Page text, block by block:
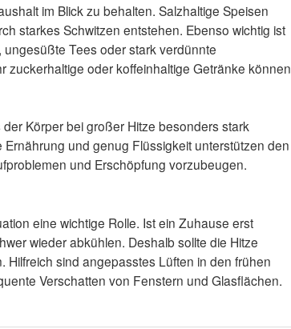
im Blick zu behalten. Salzhaltige Speisen
starkes Schwitzen entstehen. Ebenso wichtig ist
Tees oder stark verdünnte
zuckerhaltige oder koffeinhaltige Getränke können
Körper bei großer Hitze besonders stark
und genug Flüssigkeit unterstützen den
und Erschöpfung vorzubeugen.
eine wichtige Rolle. Ist ein Zuhause erst
wieder abkühlen. Deshalb sollte die Hitze
Hilfreich sind angepasstes Lüften in den frühen
Verschatten von Fenstern und Glasflächen.